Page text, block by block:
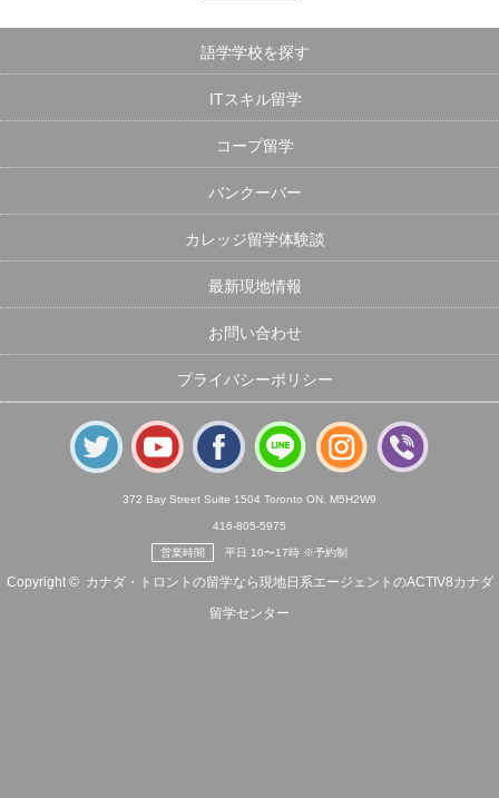
語学学校を探す
ITスキル留学
コープ留学
バンクーバー
カレッジ留学体験談
最新現地情報
お問い合わせ
プライバシーポリシー
372 Bay Street Suite 1504 Toronto ON. M5H2W9
416-805-5975
営業時間 平日 10〜17時 ※予約制
Copyright © カナダ・トロントの留学なら現地日系エージェントのACTIV8カナダ
留学センター